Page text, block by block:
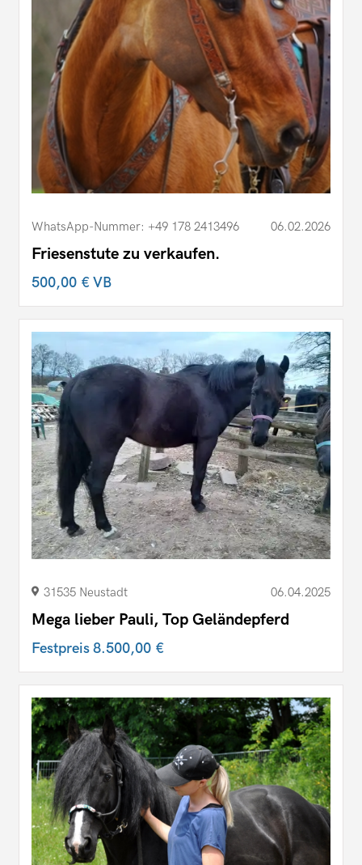
WhatsApp-Nummer: +49 178 2413496 06.02.2026
Friesenstute zu verkaufen.
500,00 €VB
31535 Neustadt 06.04.2025
Mega lieber Pauli, Top Geländepferd
Festpreis8.500,00 €